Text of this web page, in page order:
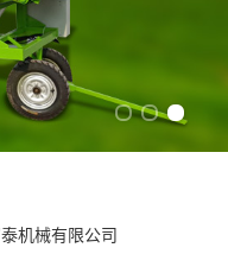
机械有限公司